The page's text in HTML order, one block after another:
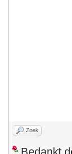
Zoek